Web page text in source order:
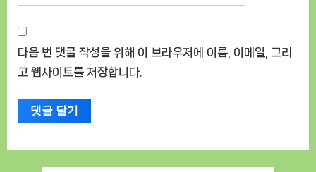
다음 번 댓글 작성을 위해 이 브라우저에 이름, 이메일, 그리
고 웹사이트를 저장합니다.